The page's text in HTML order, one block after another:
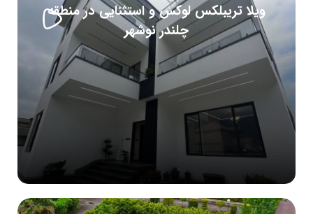
ویلا تریبلکس لوکس و استثنایی در منطقه
چلندر نوشهر